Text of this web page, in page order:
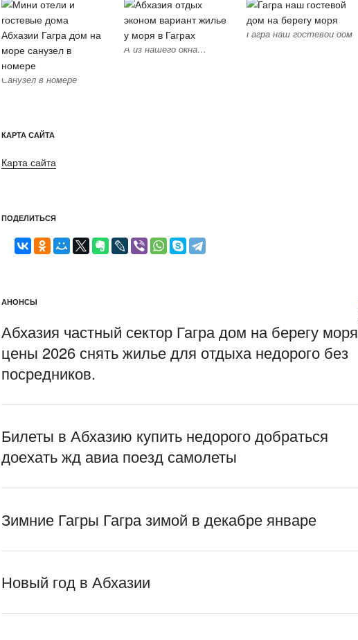
Санузел в номере
А из нашего окна…
Гагра наш гостевой дом
КАРТА САЙТА
Карта сайта
ПОДЕЛИТЬСЯ
АНОНСЫ
Абхазия частный сектор Гагра дом на берегу моря
цены 2026 снять жилье для отдыха недорого без
посредников.
Билеты в Абхазию купить недорого добраться
доехать жд авиа поезд самолеты
Зимние Гагры Гагра зимой в декабре январе
Новый год в Абхазии